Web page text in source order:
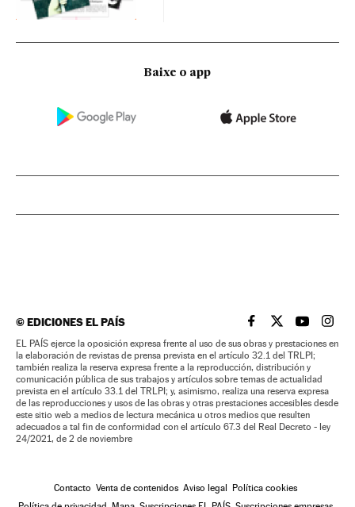
Baixe o app
©EDICIONES EL PAÍS EL PAÍS BRASIL EN
EL PAÍSEL PAÍS
EL
EL PAÍS ejerce la oposición expresa frente al uso de sus obras y prestaciones en
la elaboración de revistas de prensa prevista en el artículo 32.1 del TRLPI;
también realiza la reserva expresa frente a la reproducción, distribución y
comunicación pública de sus trabajos y artículos sobre temas de actualidad
prevista en el artículo 33.1 del TRLPI; y, asimismo, realiza una reserva expresa
de las reproducciones y usos de las obras y otras prestaciones accesibles desde
este sitio web a medios de lectura mecánica u otros medios que resulten
adecuados a tal fin de conformidad con el artículo 67.3 del Real Decreto - ley
24/2021, de 2 de noviembre
Contacto Venta de contenidos Aviso legal Política cookies